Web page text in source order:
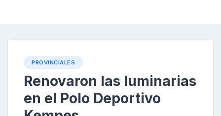
PROVINCIALES
Renovaron las luminarias
en el Polo Deportivo